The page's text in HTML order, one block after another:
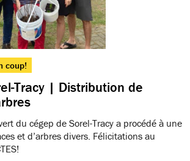
coup!
Tracy | Distribution de
du cégep de Sorel-Tracy a procédé à une
et d’arbres divers. Félicitations au